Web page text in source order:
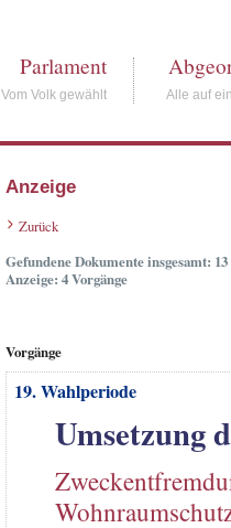
Parlament
Vom Volk gewählt Alle auf
Anzeige
Zurück
Gefundene Dokumente insgesamt: 13
Anzeige: 4 Vorgänge
Vorgänge
19. Wahlperiode
Umsetzung